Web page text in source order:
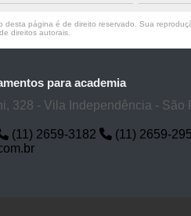
desta página é de direito reservado. Sua
direitos autorais.
para academia
328 - Vila Independência - São
(11) 2659-3182
(11) 2659-